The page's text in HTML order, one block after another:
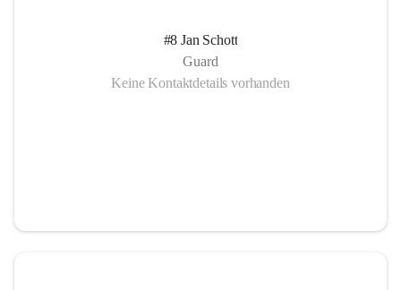
#8 Jan Schott
Guard
Keine Kontaktdetails vorhanden